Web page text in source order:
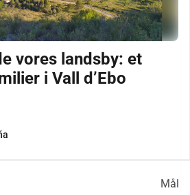
vores landsby: et
i Vall d’Ebo
Mål